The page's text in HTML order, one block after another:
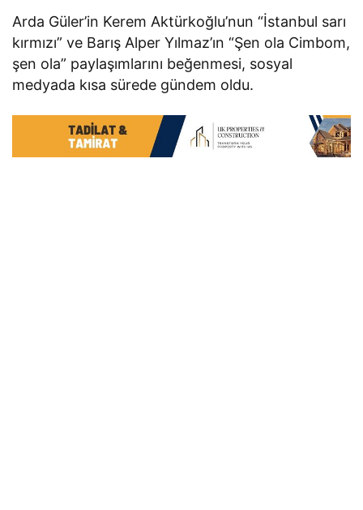
Arda Güler’in Kerem Aktürkoğlu’nun “İstanbul sarı
kırmızı” ve Barış Alper Yılmaz’ın “Şen ola Cimbom,
şen ola” paylaşımlarını beğenmesi, sosyal
medyada kısa sürede gündem oldu.